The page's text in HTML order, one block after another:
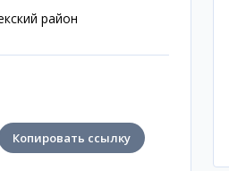
район
Копировать ссылку